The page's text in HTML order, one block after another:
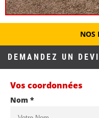
NOS
DEMANDEZ UN
Vos coordonnées
Nom *